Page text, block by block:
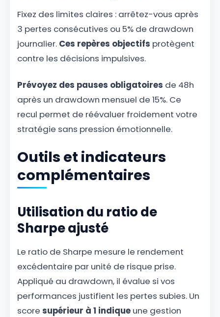
Fixez des limites claires : arrêtez-vous après
3 pertes consécutives ou 5% de drawdown
journalier. Ces repères objectifs protègent
contre les décisions impulsives.
Prévoyez des pauses obligatoires de 48h
après un drawdown mensuel de 15%. Ce
recul permet de réévaluer froidement votre
stratégie sans pression émotionnelle.
Outils et indicateurs
complémentaires
Utilisation du ratio de
Sharpe ajusté
Le ratio de Sharpe mesure le rendement
excédentaire par unité de risque prise.
Appliqué au drawdown, il évalue si vos
performances justifient les pertes subies. Un
score supérieur à 1 indique une gestion